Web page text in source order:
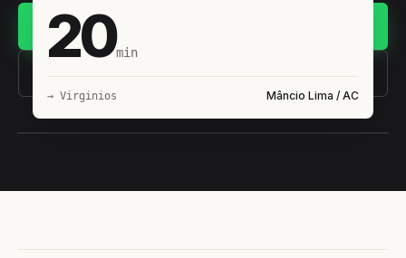
(11) 93407-8838
20min
→ Virginios Mâncio Lima / AC